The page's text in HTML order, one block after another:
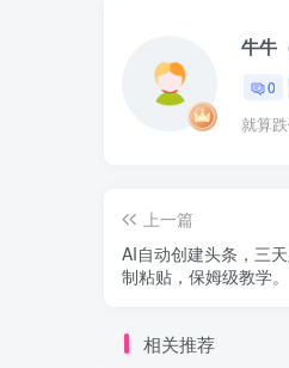
牛牛
0
就算
上一篇
AI自动创建头条，三
制粘贴，保姆级教学。
相关推荐